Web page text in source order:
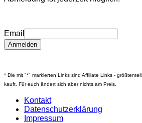
Email
* Die mit "*" markierten Links sind Affiliate Links -
kauft. Für euch ändert sich aber nichts am Preis.
Kontakt
Datenschutzerklärung
Impressum